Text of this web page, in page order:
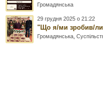
Громадянська
29 грудня 2025 о 21:22
"Що я/ми зробив/ли
Громадянська ,